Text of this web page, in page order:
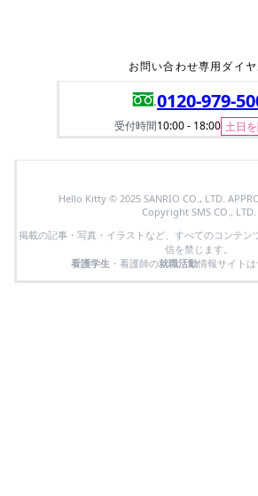
お問い合わせ専用ダイ
0120-979-
受付時間10:00 - 18:00 土日を
Hello Kitty © 2025 SANRIO CO., LTD.
Copyright SMS CO., LTD.
掲載の記事・写真・イラストなど、すべてのコンテン
信を禁じます。
看護学生 ・看護師の就職活動情報サイト